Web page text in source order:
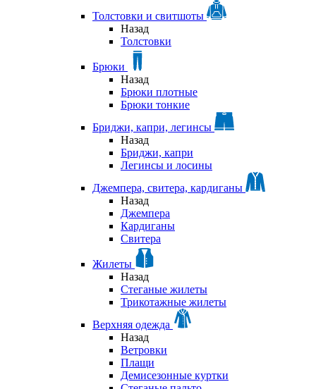
Толстовки и свитшоты
Назад
Толстовки
Брюки
Назад
Брюки плотные
Брюки тонкие
Бриджи, капри, легинсы
Назад
Бриджи, капри
Легинсы и лосины
Джемпера, свитера, кардиганы
Назад
Джемпера
Кардиганы
Свитера
Жилеты
Назад
Стеганые жилеты
Трикотажные жилеты
Верхняя одежда
Назад
Ветровки
Плащи
Демисезонные куртки